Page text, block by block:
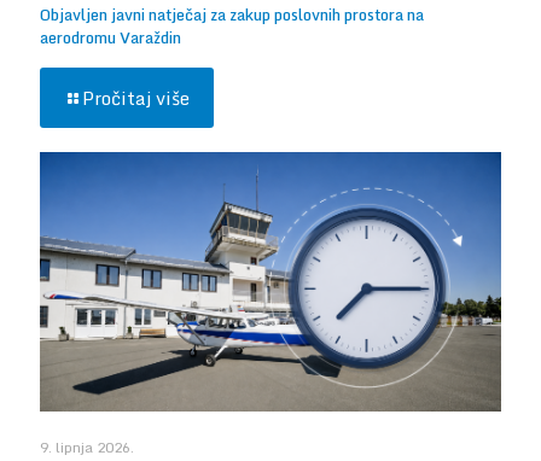
Objavljen javni natječaj za zakup poslovnih prostora na
aerodromu Varaždin
Pročitaj više
9. lipnja 2026.